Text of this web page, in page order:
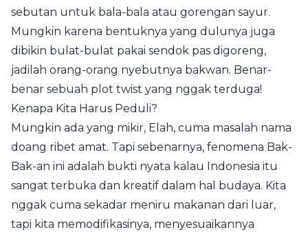
sebutan untuk bala-bala atau gorengan sayur.
Mungkin karena bentuknya yang dulunya juga
dibikin bulat-bulat pakai sendok pas digoreng,
jadilah orang-orang nyebutnya bakwan. Benar-
benar sebuah plot twist yang nggak terduga!
Kenapa Kita Harus Peduli?
Mungkin ada yang mikir, Elah, cuma masalah nama
doang ribet amat. Tapi sebenarnya, fenomena Bak-
Bak-an ini adalah bukti nyata kalau Indonesia itu
sangat terbuka dan kreatif dalam hal budaya. Kita
nggak cuma sekadar meniru makanan dari luar,
tapi kita memodifikasinya, menyesuaikannya